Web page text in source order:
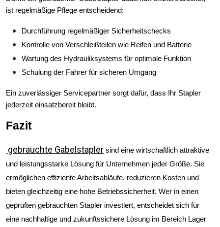
ist regelmäßige Pflege entscheidend:
Durchführung regelmäßiger Sicherheitschecks
Kontrolle von Verschleißteilen wie Reifen und Batterie
Wartung des Hydrauliksystems für optimale Funktion
Schulung der Fahrer für sicheren Umgang
Ein zuverlässiger Servicepartner sorgt dafür, dass Ihr Stapler
jederzeit einsatzbereit bleibt.
Fazit
gebrauchte Gabelstapler sind eine wirtschaftlich attraktive
und leistungsstarke Lösung für Unternehmen jeder Größe. Sie
ermöglichen effiziente Arbeitsabläufe, reduzieren Kosten und
bieten gleichzeitig eine hohe Betriebssicherheit. Wer in einen
geprüften gebrauchten Stapler investiert, entscheidet sich für
eine nachhaltige und zukunftssichere Lösung im Bereich Lager